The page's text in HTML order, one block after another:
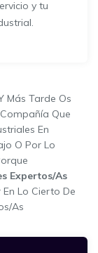
y tu
Más Tarde Os
Que
En
O Por Lo
Expertos/as
Lo Cierto De
as